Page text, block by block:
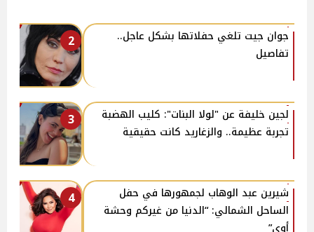
2
جوان جيت تلغي حفلاتها بشكل عاجل..
تفاصيل
3
لجين خليفة عن "لولا البنات": كليب الهضبة
تجربة عظيمة.. والزغاريد كانت حقيقية
4
شيرين عبد الوهاب لجمهورها في حفل
الساحل الشمالي: “الدنيا من غيركم وحشة